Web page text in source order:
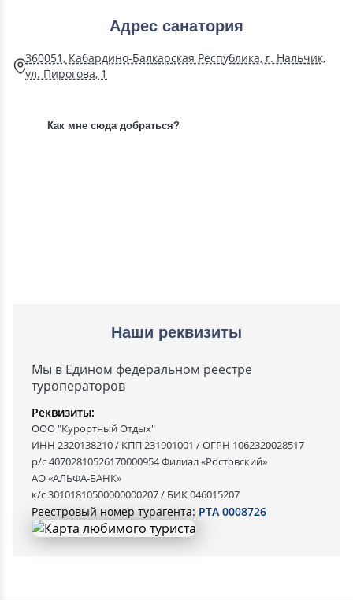
Адрес санатория
360051, Кабардино-Балкарская Республика, г. Нальчик,
ул. Пирогова, 1
Как мне сюда добраться?
Наши реквизиты
Мы в Едином федеральном реестре
туроператоров
Реквизиты:
ООО "Курортный Отдых"
ИНН 2320138210 / КПП 231901001 / ОГРН 1062320028517
р/с 40702810526170000954 Филиал «Ростовский»
АО «АЛЬФА-БАНК»
к/с 30101810500000000207 / БИК 046015207
Реестровый номер турагента: РТА 0008726